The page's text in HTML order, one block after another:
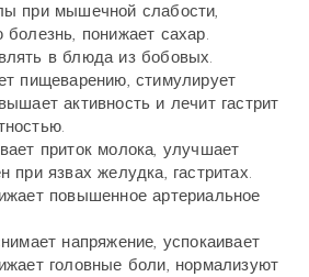
при мышечной слабости,
болезнь, понижает сахар.
в блюда из бобовых.
пищеварению, стимулирует
активность и лечит гастрит
приток молока, улучшает
при язвах желудка, гастритах.
повышенное артериальное
напряжение, успокаивает
головные боли, нормализуют